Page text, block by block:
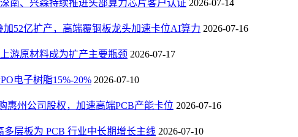
南、兴森持续推进头部算力芯片客户认证 2026-07-14
52亿扩产，高端覆铜板龙头加速卡位AI算力 2026-07-16
游原材料成为扩产主要瓶颈 2026-07-17
电子树脂15%-20% 2026-07-10
惠州公司股权，加速高端PCB产能卡位 2026-07-16
多层板为 PCB 行业中长期增长主线 2026-07-10